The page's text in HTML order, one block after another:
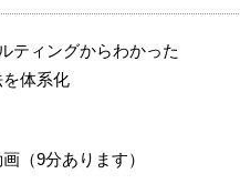
ティングからわかった
体系化
（9分あります）